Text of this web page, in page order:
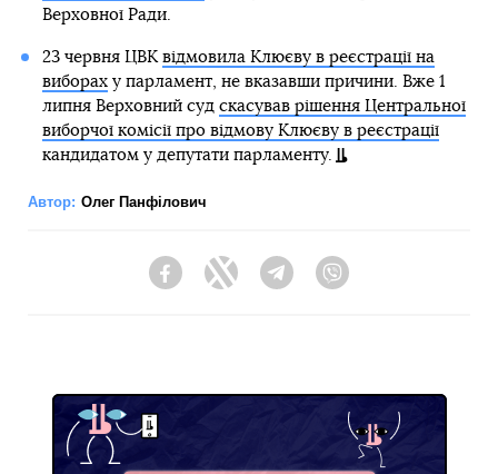
Верховної Ради.
23 червня ЦВК відмовила Клюєву в реєстрації на
вибораху парламент, не вказавши причини. Вже 1
липня Верховний суд скасував рішення Центральної
виборчої комісії про відмову Клюєву в реєстрації
кандидатом у депутати парламенту.
Автор: Олег Панфілович
FacebookTwitter Telegram